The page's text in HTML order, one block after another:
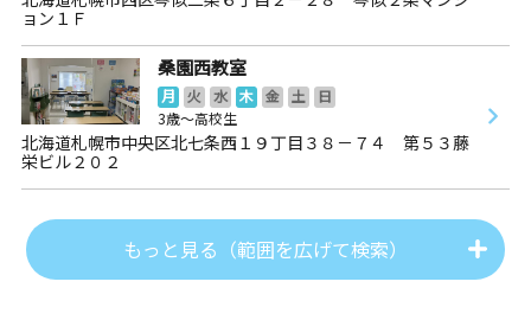
ョン１Ｆ
桑園西教室
月 火 水 木 金 土
日
3歳～高校生
北海道札幌市中央区北七条西１９丁目３８－７４ 第５３藤
栄ビル２０２
もっと見る（範囲を広げて検索）